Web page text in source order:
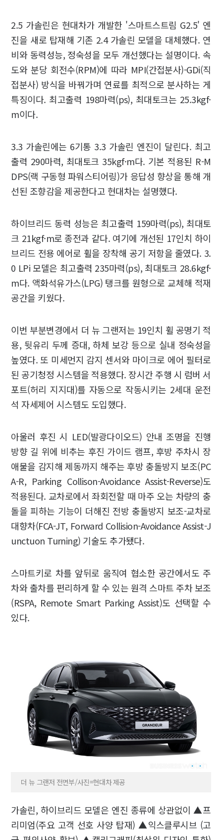
2.5 가솔린은 현대차가 개발한 '스마트스트림 G2.5' 엔
진을 새로 탑재해 기존 2.4 가솔린 모델을 대체했다. 연
비와 동력성능, 정숙성을 모두 개선했다는 설명이다. 속
도와 분당 회전수(RPM)에 따라 MPI(간접분사)-GDi(직
접분사) 방식을 바꿔가며 연료를 최적으로 분사하는 게
특징이다. 최고출력 198마력(ps), 최대토크는 25.3kgf·
m이다.
3.3 가솔린에는 6기통 3.3 가솔린 엔진이 달린다. 최고
출력 290마력, 최대토크 35kgf·m다. 기본 적용된 R-M
DPS(랙 구동형 파워스티어링)가 응답성 향상을 통해 개
선된 조향감을 제공한다고 현대차는 설명했다.
하이브리드 동력 성능은 최고출력 159마력(ps), 최대토
크 21kgf·m로 종전과 같다. 여기에 개선된 17인치 하이
브리드 전용 에어로 휠을 장착해 공기 저항을 줄였다. 3.
0 LPi 모델은 최고출력 235마력(ps), 최대토크 28.6kgf·
m다. 액화석유가스(LPG) 탱크를 원형으로 교체해 적재
공간을 키웠다.
이번 부분변경에서 더 뉴 그랜저는 19인치 휠 공명기 적
용, 뒷유리 두께 증대, 하체 보강 등으로 실내 정숙성을
높였다. 또 미세먼지 감지 센서와 마이크로 에어 필터로
된 공기청정 시스템을 적용했다. 장시간 주행 시 럼버 서
포트(허리 지지대)를 자동으로 작동시키는 2세대 운전
석 자세제어 시스템도 도입했다.
아울러 후진 시 LED(발광다이오드) 안내 조명을 진행
방향 길 위에 비추는 후진 가이드 램프, 후방 주차시 장
애물을 감지해 제동까지 해주는 후방 충돌방지 보조(PC
A-R, Parking Collison-Avoidance Assist-Reverse)도
적용된다. 교차로에서 좌회전할 때 마주 오는 차량의 충
돌을 피하는 기능이 더해진 전방 충돌방지 보조-교차로
대향차(FCA-JT, Forward Collision-Avoidance Assist-J
unctuon Turning) 기술도 추가됐다.
스마트키로 차를 앞뒤로 움직여 협소한 공간에서도 주
차와 출차를 편리하게 할 수 있는 원격 스마트 주차 보조
(RSPA, Remote Smart Parking Assist)도 선택할 수
있다.
더 뉴 그랜저 전면부/사진=현대차 제공
가솔린, 하이브리드 모델은 엔진 종류에 상관없이 ▲프
리미엄(주요 고객 선호 사양 탑재) ▲익스클루시브 (고